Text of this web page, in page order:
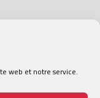
web et notre service.